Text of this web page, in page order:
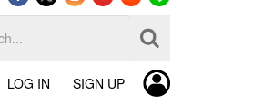
LOG IN SIGN UP